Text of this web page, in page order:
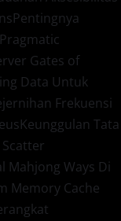
Pentingnya
Gates of
Data Untuk
Frekuensi
Keunggulan Tata
Mahjong Ways Di
Memory Cache